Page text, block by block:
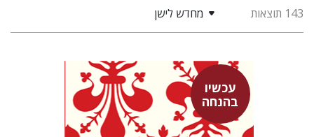
143 תוצאות מחדש לישן
עכשיו
בהנחה
הלי זמורה